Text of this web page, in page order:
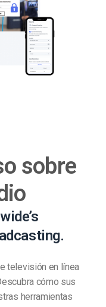
sobre
televisión en línea
cómo sus
herramientas